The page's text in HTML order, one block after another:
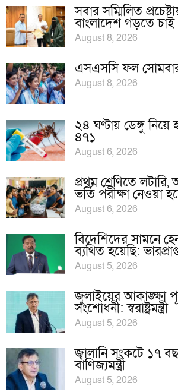
সবার সম্মিলিত
বাংলাদেশ গড়তে চাই :
August 8, 2026
এসএসসি ফল
August 8, 2026
২৪ ঘণ্টায় ডেঙ্গু নিয়ে
৪৭১
August 6, 2026
প্রথম শ্রেণিতে লটারি,
ভর্তি পরীক্ষা নেওয়া
August 6, 2026
বিদেশিদের সামনে
ব্যথিত হয়েছি:
August 5, 2026
জুলাইয়ের আকাঙ্ক্ষা
সংশোধনী: স্বরাষ্ট্রমন্ত্রী
August 5, 2026
জ্বালানি সংকটে ১৭
বাণিজ্যমন্ত্রী
August 5, 2026